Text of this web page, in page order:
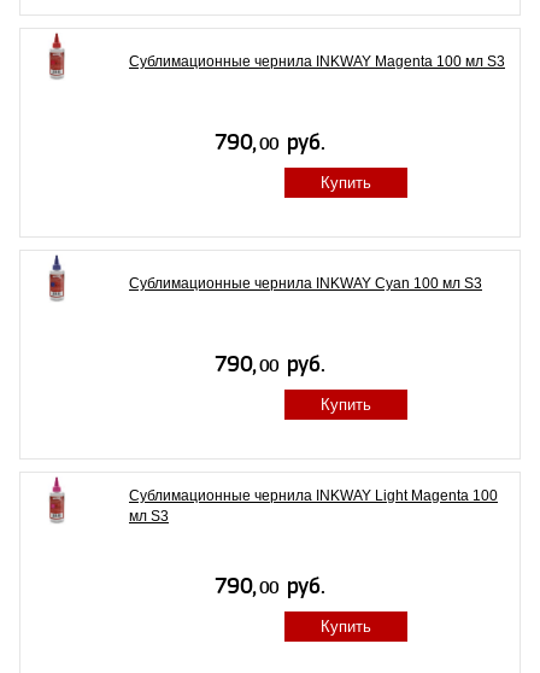
Сублимационные чернила INKWAY Magenta 100 мл S3
Купить
Сублимационные чернила INKWAY Cyan 100 мл S3
Купить
Сублимационные чернила INKWAY Light Magenta 100
мл S3
Купить